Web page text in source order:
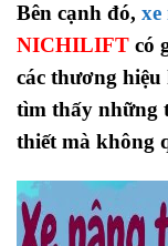
Bên cạnh đó, xe
NICHILIFT có
các thương hiệu
tìm thấy những
thiết mà không